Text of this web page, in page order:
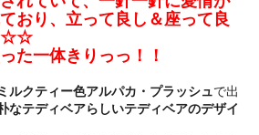
おり、立って良し＆座って良
☆☆
た一体きりっっ！！
ルクティー色アルパカ・プラッシュで出
なテディベアらしいテディベアのデザイ